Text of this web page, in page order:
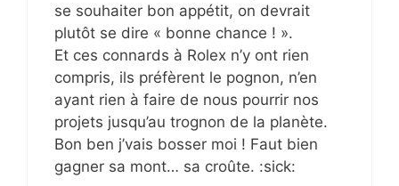
se souhaiter bon appétit, on devrait
plutôt se dire « bonne chance ! ».
Et ces connards à Rolex n’y ont rien
compris, ils préfèrent le pognon, n’en
ayant rien à faire de nous pourrir nos
projets jusqu’au trognon de la planète.
Bon ben j’vais bosser moi ! Faut bien
gagner sa mont… sa croûte. :sick: